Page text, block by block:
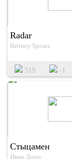
Radar
Britney Spears
519 -1
Стыцамен
Иван Дорн